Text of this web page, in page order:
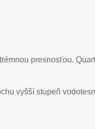
presnosťou.
vyšší stupeň